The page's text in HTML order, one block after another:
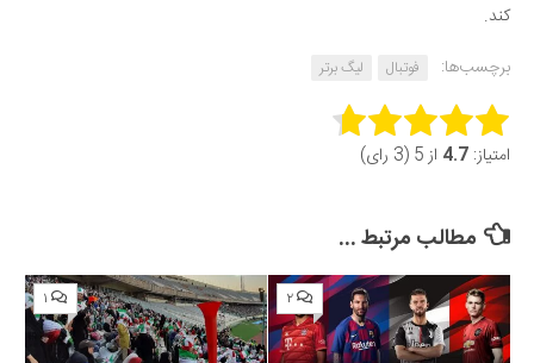
کند.
برچسب‌ها:
فوتبال لیگ برتر
Rate this item:
امتیاز: 4.7 از 5 (3 رای)
مطالب مرتبط ...
۲ ۱